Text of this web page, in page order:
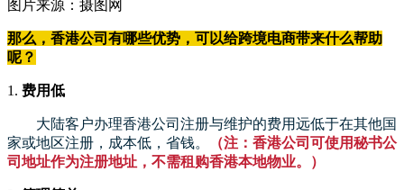
图片来源：摄图网
那么，香港公司有哪些优势， 可以给跨境电商带来什么帮助
呢？
1. 费用低
大陆客户办理香港公司注册与维护的费用远低于在其他国
家或地区注册，成本低，省钱。
（注：香港公司可使用秘书公
司地址作为注册地址，不需租购香港本地物业。）